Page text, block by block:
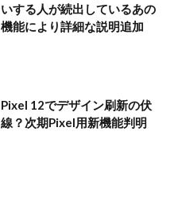
いする人が続出しているあの
機能により詳細な説明追加
Pixel 12でデザイン刷新の伏
線？次期Pixel用新機能判明